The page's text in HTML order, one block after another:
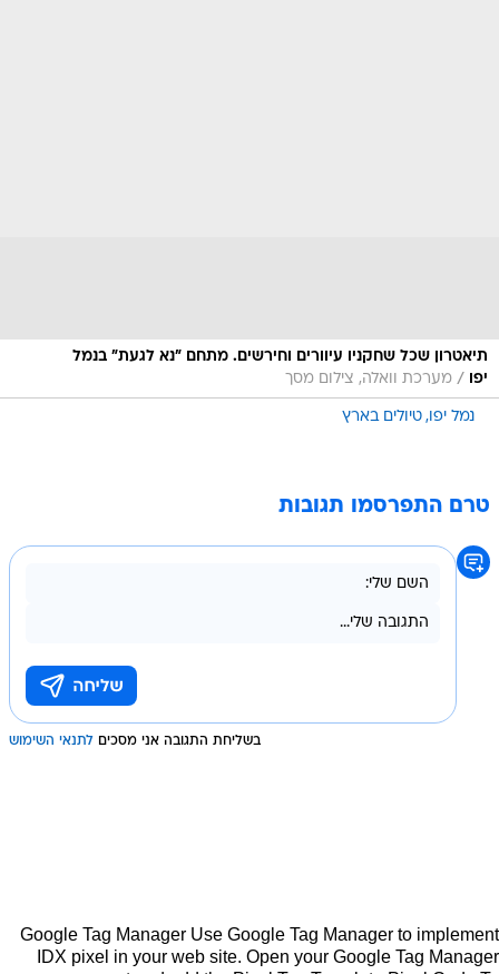
תיאטרון שכל שחקניו עיוורים וחירשים. מתחם "נא לגעת" בנמל
יפו
/ מערכת וואלה, צילום מסך
נמל יפו טיולים בארץ
טרם התפרסמו תגובות
בשליחת התגובה אני מסכים לתנאי השימוש
Google Tag Manager Use Google Tag Manager to implement
IDX pixel in your web site. Open your Google Tag Manager